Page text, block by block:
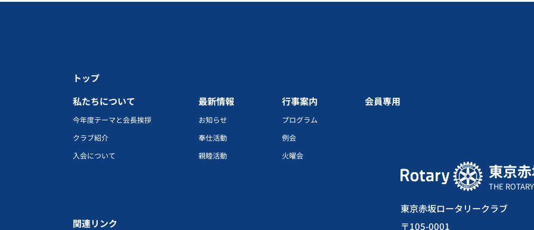
トップ
私たちについて
今年度テーマと会長挨拶
クラブ紹介
入会について
最新情報
お知らせ
奉仕活動
親睦活動
行事案内
プログラム
例会
火曜会
会員専用
関連リンク
東京
THE
東京赤坂ロータリークラブ
〒105-0001